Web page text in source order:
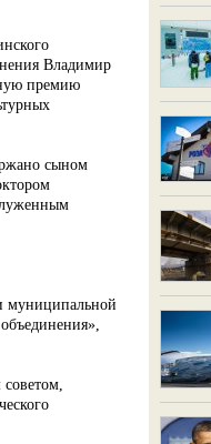
Владимир
премию
сыном
муниципальной